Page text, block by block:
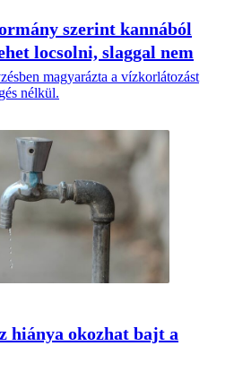
szerint kannából
locsolni, slaggal nem
magyarázta a vízkorlátozást
nélkül.
hiánya okozhat bajt a